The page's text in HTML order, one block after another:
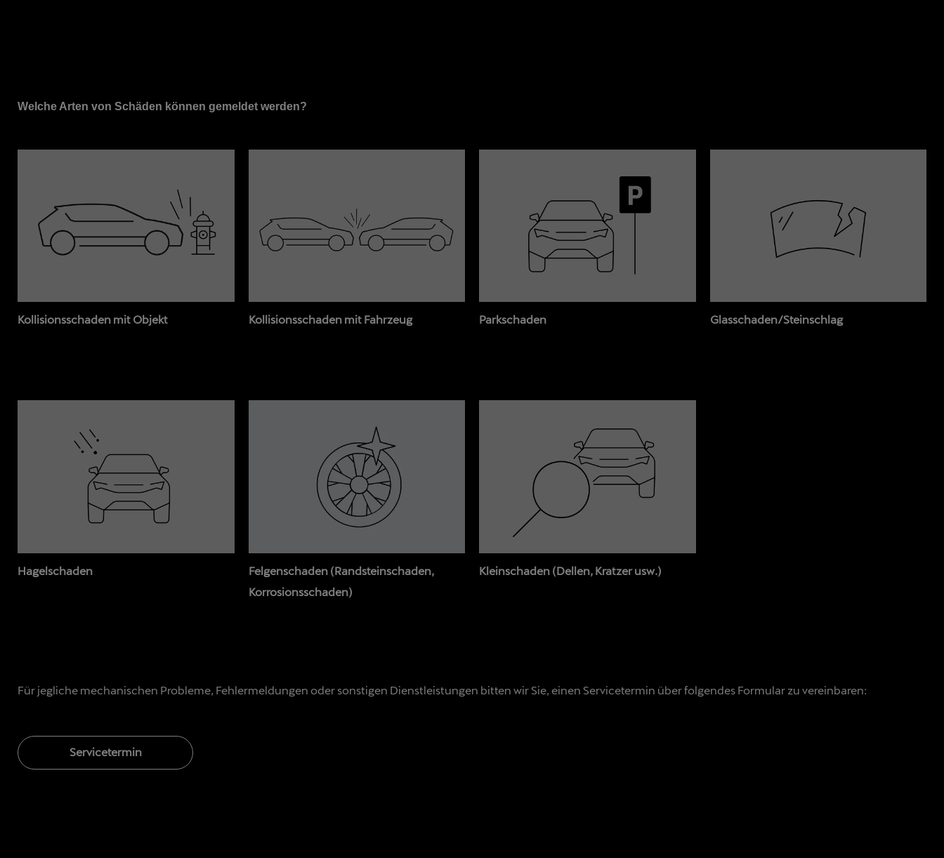
Welche Arten von Schäden können gemeldet werden?
Kollisionsschaden mit Objekt Kollisionsschaden mit Fahrzeug Parkschaden Glasschaden/Steinschlag
Hagelschaden
Felgenschaden (Randsteinschaden,
Korrosionsschaden)
Kleinschaden (Dellen, Kratzer usw.)
Für jegliche mechanischen Probleme, Fehlermeldungen oder sonstigen Dienstleistungen bitten wir Sie, einen Servicetermin über folgendes Formular zu vereinbaren:
Servicetermin